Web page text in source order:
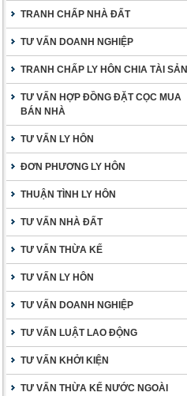
TRANH CHẤP NHÀ ĐẤT
TƯ VẤN DOANH NGHIỆP
TRANH CHẤP LY HÔN CHIA TÀI SẢN
TƯ VẤN HỢP ĐỒNG ĐẶT CỌC MUA
BÁN NHÀ
TƯ VẤN LY HÔN
ĐƠN PHƯƠNG LY HÔN
THUẬN TÌNH LY HÔN
TƯ VẤN NHÀ ĐẤT
TƯ VẤN THỪA KẾ
TƯ VẤN LY HÔN
TƯ VẤN DOANH NGHIỆP
TƯ VẤN LUẬT LAO ĐỘNG
TƯ VẤN KHỞI KIỆN
TƯ VẤN THỪA KẾ NƯỚC NGOÀI